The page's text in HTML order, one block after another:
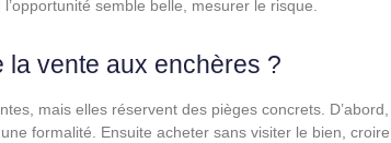
semble belle, mesurer le risque.
la vente aux enchères ?
mais elles réservent des pièges concrets.
formalité. Ensuite acheter sans visiter le bien,